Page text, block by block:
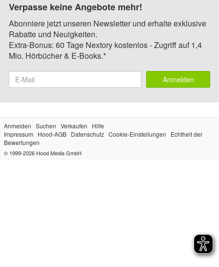
Verpasse keine Angebote mehr!
Abonniere jetzt unseren Newsletter und erhalte exklusive
Rabatte und Neuigkeiten.
Extra-Bonus: 60 Tage Nextory kostenlos - Zugriff auf 1,4
Mio. Hörbücher & E-Books.*
Anmelden
Anmelden Suchen Verkaufen
Hilfe
Impressum
Hood-AGB Datenschutz Cookie-Einstellungen
Echtheit der
Bewertungen
© 1999-2026 Hood Media GmbH